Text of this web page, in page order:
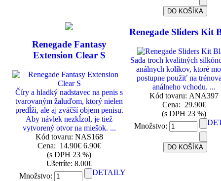
Renegade Fantasy
Extension Clear S
Číry a hladký nadstavec na penis s
tvarovaným žaluďom, ktorý nielen
predĺži, ale aj zväčší objem penisu.
Aby návlek nezkĺzol, je tiež
vytvorený otvor na miešok. ...
Kód tovaru: NAS168
Cena: 14.90€ 6.90€
(s DPH 23 %)
Ušetríte: 8.00€
Množstvo:
DETAILY
Renegade Sliders Kit
Sada troch kvalitných
análnych kolíkov, ktoré
postupne použiť na
análneho vchodu. ...
Kód tovaru: ANA397
Cena: 29.90€
(s DPH 23 %)
Množstvo: